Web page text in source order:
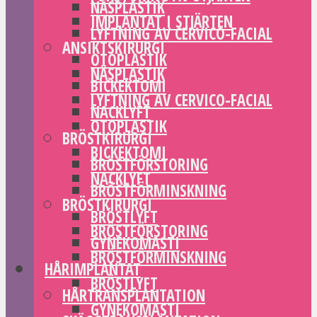
NÄSPLASTIK
LYFTNING AV CERVICO-FACIAL
OTOPLASTIK
BICKEKTOMI
NACKLYFT
BRÖSTKIRURGI
BRÖSTFÖRSTORING
BRÖSTFÖRMINSKNING
BRÖSTLYFT
GYNEKOMASTI
HÅRIMPLANTAT
HÅRTRANSPLANTATION
IMPLANTAT I STJÄRTEN
ANSIKTSKIRURGI
NÄSPLASTIK
LYFTNING AV CERVICO-FACIAL
OTOPLASTIK
BICKEKTOMI
NACKLYFT
BRÖSTKIRURGI
BRÖSTFÖRSTORING
BRÖSTFÖRMINSKNING
BRÖSTLYFT
GYNEKOMASTI